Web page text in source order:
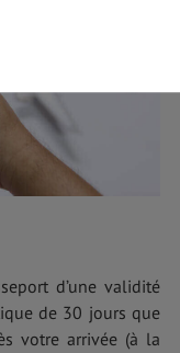
d’une validité
de 30 jours que
votre arrivée (à la